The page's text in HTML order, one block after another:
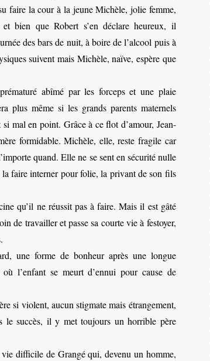
faire la cour à la jeune Michèle, jolie femme,
bien que Robert s’en déclare heureux, il
des bars de nuit, à boire de l’alcool puis à
suivent mais Michèle, naïve, espère que
abîmé par les forceps et une plaie
plus même si les grands parents maternels
mal en point. Grâce à ce flot d’amour, Jean-
formidable. Michèle, elle, reste fragile car
quand. Elle ne se sent en sécurité nulle
faire interner pour folie, la privant de son fils
qu’il ne réussit pas à faire. Mais il est gâté
de travailler et passe sa courte vie à festoyer,
une forme de bonheur après une longue
l’enfant se meurt d’ennui pour cause de
si violent, aucun stigmate mais étrangement,
le succès, il y met toujours un horrible père
difficile de Grangé qui, devenu un homme,